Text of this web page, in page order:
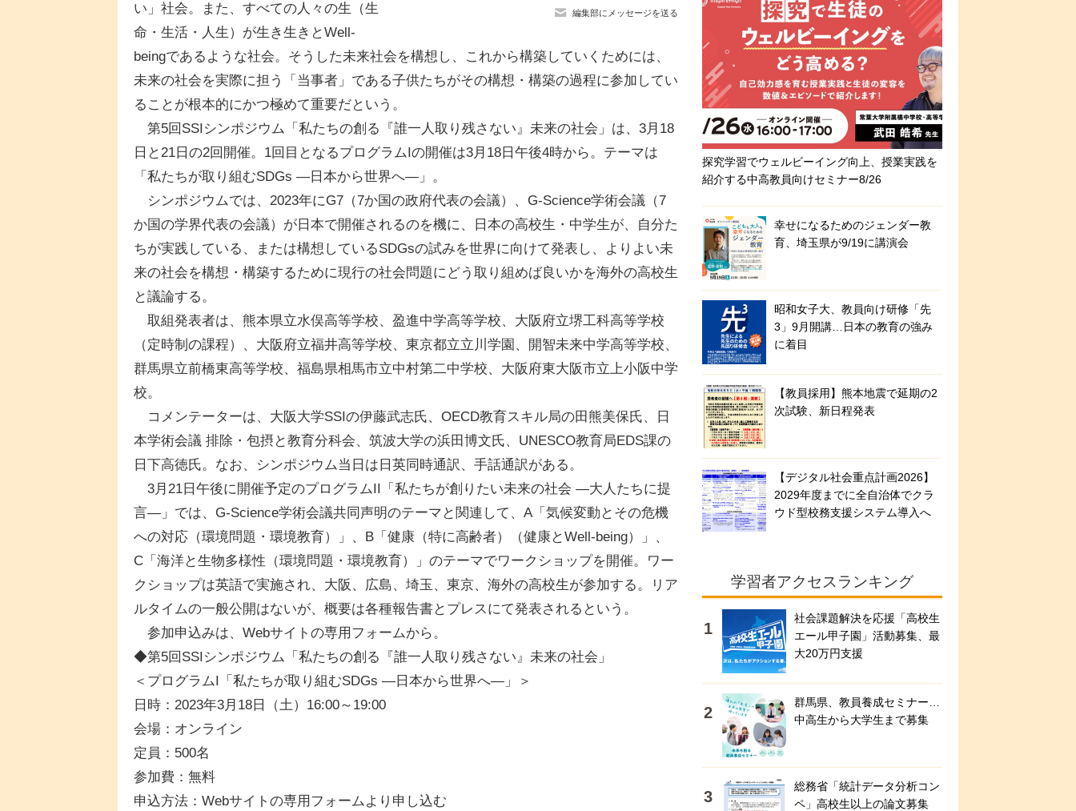
編集部にメッセージを送る
い」社会。また、すべての人々の生（生
命・生活・人生）が生き生きとWell-
beingであるような社会。そうした未来社会を構想し、これから構築していくためには、
未来の社会を実際に担う「当事者」である子供たちがその構想・構築の過程に参加してい
ることが根本的にかつ極めて重要だという。
第5回SSIシンポジウム「私たちの創る『誰一人取り残さない』未来の社会」は、3月18
日と21日の2回開催。1回目となるプログラムIの開催は3月18日午後4時から。テーマは
「私たちが取り組むSDGs ―日本から世界へ―」。
シンポジウムでは、2023年にG7（7か国の政府代表の会議）、G-Science学術会議（7
か国の学界代表の会議）が日本で開催されるのを機に、日本の高校生・中学生が、自分た
ちが実践している、または構想しているSDGsの試みを世界に向けて発表し、よりよい未
来の社会を構想・構築するために現行の社会問題にどう取り組めば良いかを海外の高校生
と議論する。
取組発表者は、熊本県立水俣高等学校、盈進中学高等学校、大阪府立堺工科高等学校
（定時制の課程）、大阪府立福井高等学校、東京都立立川学園、開智未来中学高等学校、
群馬県立前橋東高等学校、福島県相馬市立中村第二中学校、大阪府東大阪市立上小阪中学
校。
コメンテーターは、大阪大学SSIの伊藤武志氏、OECD教育スキル局の田熊美保氏、日
本学術会議 排除・包摂と教育分科会、筑波大学の浜田博文氏、UNESCO教育局EDS課の
日下高徳氏。なお、シンポジウム当日は日英同時通訳、手話通訳がある。
3月21日午後に開催予定のプログラムII「私たちが創りたい未来の社会 ―大人たちに提
言―」では、G-Science学術会議共同声明のテーマと関連して、A「気候変動とその危機
への対応（環境問題・環境教育）」、B「健康（特に高齢者）（健康とWell-being）」、
C「海洋と生物多様性（環境問題・環境教育）」のテーマでワークショップを開催。ワー
クショップは英語で実施され、大阪、広島、埼玉、東京、海外の高校生が参加する。リア
ルタイムの一般公開はないが、概要は各種報告書とプレスにて発表されるという。
参加申込みは、Webサイトの専用フォームから。
◆第5回SSIシンポジウム「私たちの創る『誰一人取り残さない』未来の社会」
＜プログラムI「私たちが取り組むSDGs ―日本から世界へ―」＞
日時：2023年3月18日（土）16:00～19:00
会場：オンライン
定員：500名
参加費：無料
申込方法：Webサイトの専用フォームより申し込む
探究学習でウェルビーイング向上、授業実践を
紹介する中高教員向けセミナー8/26
幸せになるためのジェンダー教
育、埼玉県が9/19に講演会
昭和女子大、教員向け研修「先
3」9月開講…日本の教育の強み
に着目
【教員採用】熊本地震で延期の2
次試験、新日程発表
【デジタル社会重点計画2026】
2029年度までに全自治体でクラ
ウド型校務支援システム導入へ
学習者アクセスランキング
社会課題解決を応援「高校生
エール甲子園」活動募集、最
大20万円支援
群馬県、教員養成セミナー…
中高生から大学生まで募集
総務省「統計データ分析コン
ペ」高校生以上の論文募集